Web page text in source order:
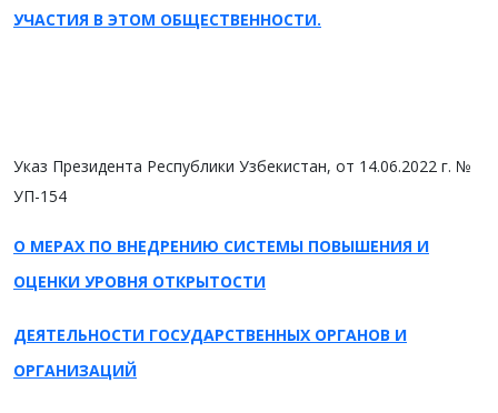
УЧАСТИЯ В ЭТОМ ОБЩЕСТВЕННОСТИ.
Указ Президента Республики Узбекистан, от 14.06.2022 г. №
УП-154
О МЕРАХ ПО ВНЕДРЕНИЮ СИСТЕМЫ ПОВЫШЕНИЯ И
ОЦЕНКИ УРОВНЯ ОТКРЫТОСТИ
ДЕЯТЕЛЬНОСТИ ГОСУДАРСТВЕННЫХ ОРГАНОВ И
ОРГАНИЗАЦИЙ